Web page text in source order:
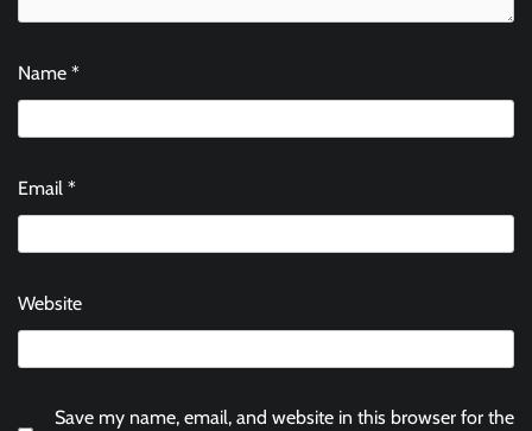
Name *
Email *
Website
Save my name, email, and website in this browser for the